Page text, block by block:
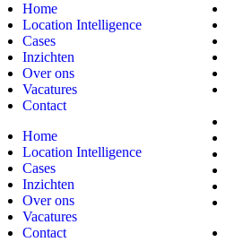
Home
Location Intelligence
Cases
Inzichten
Over ons
Vacatures
Contact
Home
Location Intelligence
Cases
Inzichten
Over ons
Vacatures
Contact